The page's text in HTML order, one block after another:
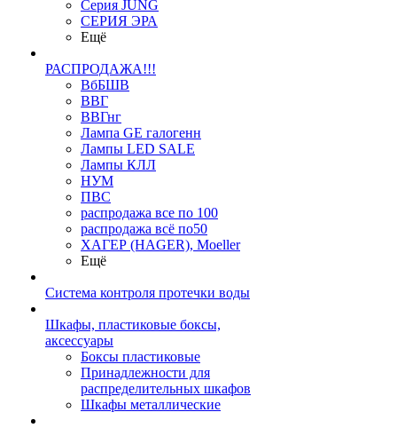
Серия JUNG
СЕРИЯ ЭРА
Ещё
РАСПРОДАЖА!!!
ВбБШВ
ВВГ
ВВГнг
Лампа GE галогенн
Лампы LED SALE
Лампы КЛЛ
НУМ
ПВС
распродажа все по 100
распродажа всё по50
ХАГЕР (HAGER), Moeller
Ещё
Система контроля протечки воды
Шкафы, пластиковые боксы,
аксессуары
Боксы пластиковые
Принадлежности для
распределительных шкафов
Шкафы металлические